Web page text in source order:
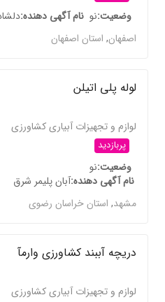
وضعیتنو نام آگهی دهندهدلشاد
اصفهان,استان اصفهان
لوله پلی اتیلن
لوازم و تجهیزات آبیاری کشاورزی
پربازدید
وضعیتنو
نام آگهی دهندهآبان پلیمر شرق
مشهد,استان خراسان رضوی
دریچه آببند کشاورزی وارمآ
لوازم و تجهیزات آبیاری کشاورزی